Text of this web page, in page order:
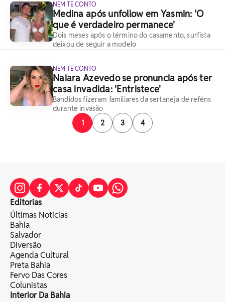
NEM TE CONTO
Medina após unfollow em Yasmin: 'O
que é verdadeiro permanece'
Dois meses após o término do casamento, surfista
deixou de seguir a modelo
NEM TE CONTO
Naiara Azevedo se pronuncia após ter
casa invadida: 'Entristece'
Bandidos fizeram familiares da sertaneja de reféns
durante invasão
1
2 3 4
Editorias
Últimas Notícias
Bahia
Salvador
Diversão
Agenda Cultural
Preta Bahia
Fervo Das Cores
Colunistas
Interior Da Bahia